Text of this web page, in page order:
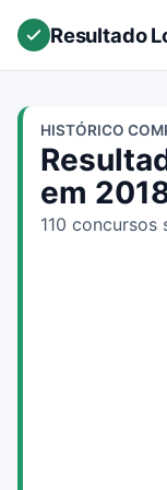
Resultado
HISTÓRICO
em
110 concursos